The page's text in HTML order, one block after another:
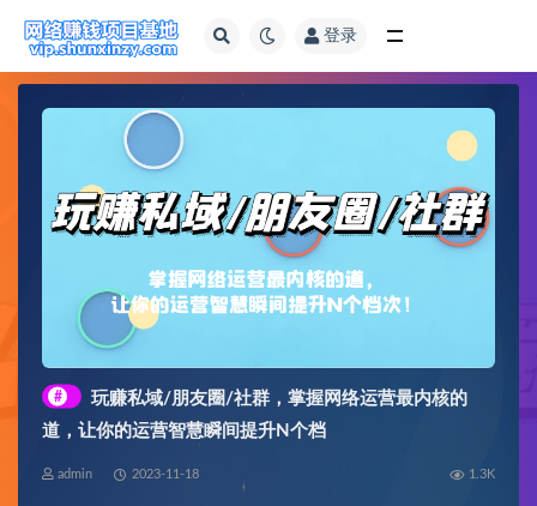
登录
#
玩赚私域/朋友圈/社群，掌握网络运营最内核的
道，让你的运营智慧瞬间提升N个档
admin 2023-11-18 1.3K